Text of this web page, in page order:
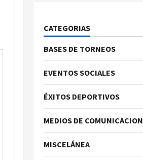
CATEGORIAS
BASES DE TORNEOS
EVENTOS SOCIALES
ÉXITOS DEPORTIVOS
MEDIOS DE COMUNICACION
MISCELÁNEA